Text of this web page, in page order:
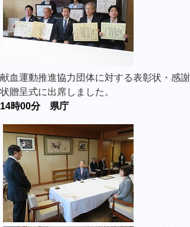
献血運動推進協力団体に対する表彰状・感謝
状贈呈式に出席しました。
14時00分 県庁